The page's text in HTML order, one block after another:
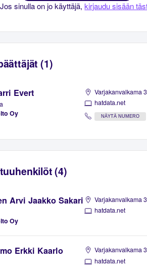
Jos sinulla on jo käyttäjä,kirjaudu sisään
(1)
Evert
Oy
Varjakanvalkama
hatdata.net
NÄYTÄ NUMERO
(4)
Arvi Jaakko Sakari
Oy
Varjakanvalkama
hatdata.net
Erkki Kaarlo
Varjakanvalkama
hatdata.net